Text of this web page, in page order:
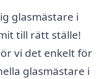
glasmästare i
till rätt ställe!
vi det enkelt för
glasmästare i